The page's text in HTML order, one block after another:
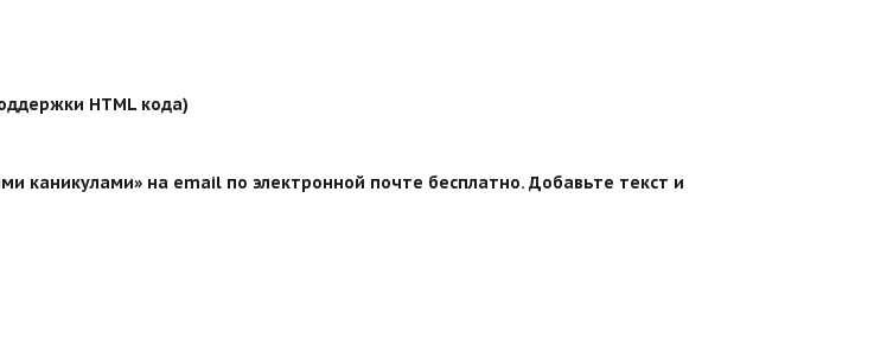
HTML кода)
каникулами» на email по электронной почте бесплатно. Добавьте текст и